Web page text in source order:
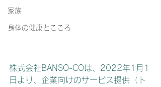
家族
身体の健康とこころ
株式会社BANSO-COは、2022年1月1
日より、企業向けのサービス提供（ト